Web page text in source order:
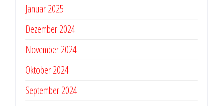
Januar 2025
Dezember 2024
November 2024
Oktober 2024
September 2024